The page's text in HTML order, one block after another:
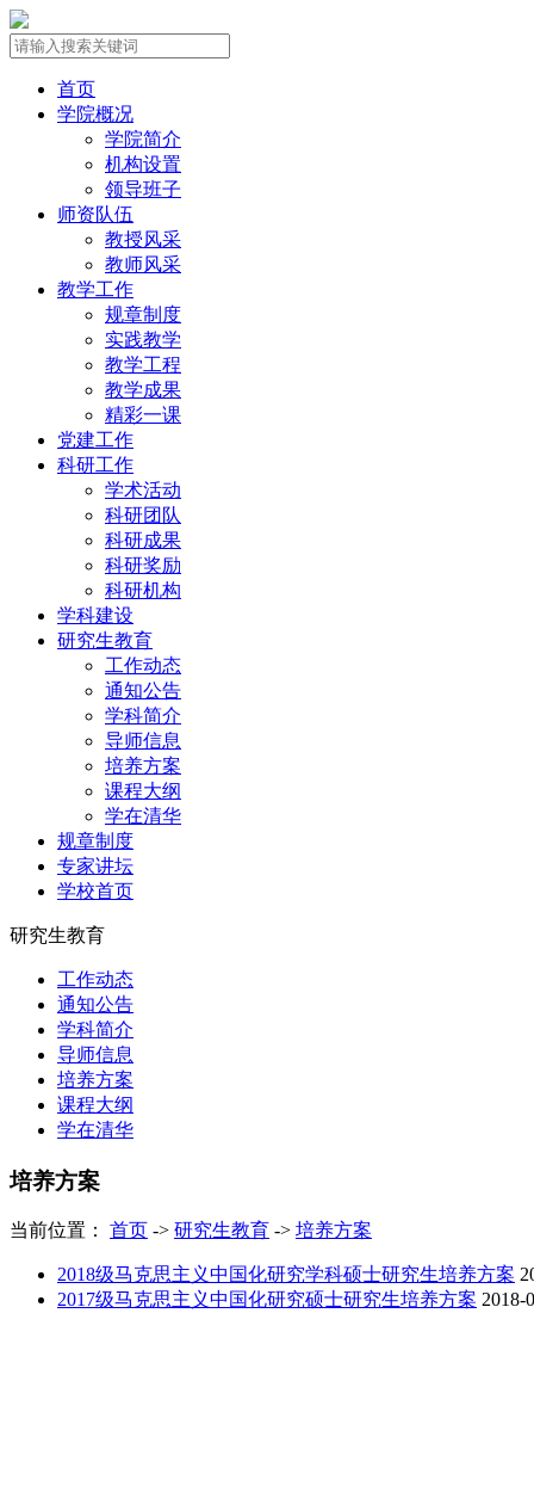
首页
学院概况
学院简介
机构设置
领导班子
师资队伍
教授风采
教师风采
教学工作
规章制度
实践教学
教学工程
教学成果
精彩一课
党建工作
科研工作
学术活动
科研团队
科研成果
科研奖励
科研机构
学科建设
研究生教育
工作动态
通知公告
学科简介
导师信息
培养方案
课程大纲
学在清华
规章制度
专家讲坛
学校首页
研究生教育
工作动态
通知公告
学科简介
导师信息
培养方案
课程大纲
学在清华
培养方案
当前位置： 首页 -> 研究生教育 -> 培养方案
2018级马克思主义中国化研究学科硕士研究生培养方案
2017级马克思主义中国化研究硕士研究生培养方案 2018-